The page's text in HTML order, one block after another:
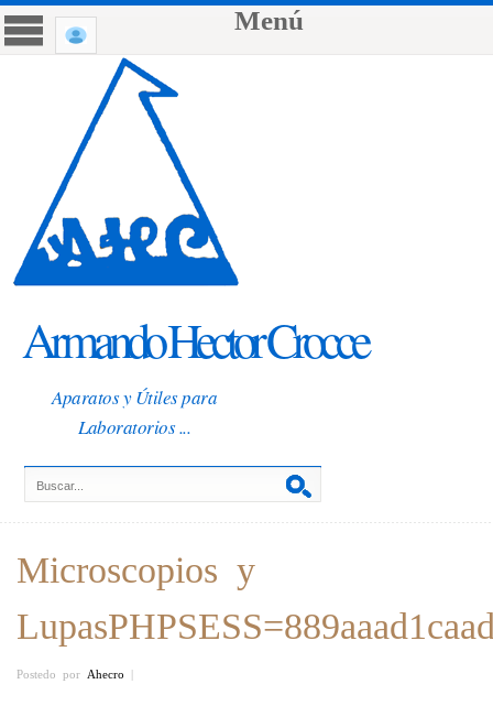
Armando Hector Crocce
Aparatos y Útiles para
Laboratorios ...
Menú
Microscopios y
Postedo por Ahecro |